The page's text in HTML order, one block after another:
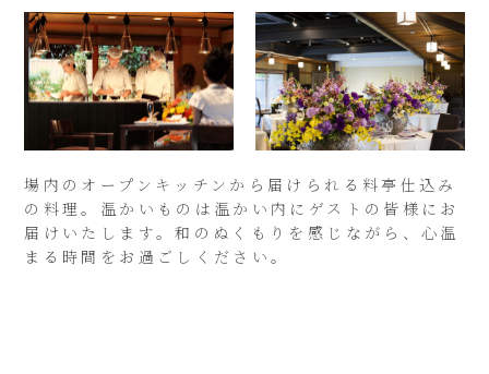
場内のオープンキッチンから届けられる料亭仕込み
の料理。温かいものは温かい内にゲストの皆様にお
届けいたします。和のぬくもりを感じながら、心温
まる時間をお過ごしください。